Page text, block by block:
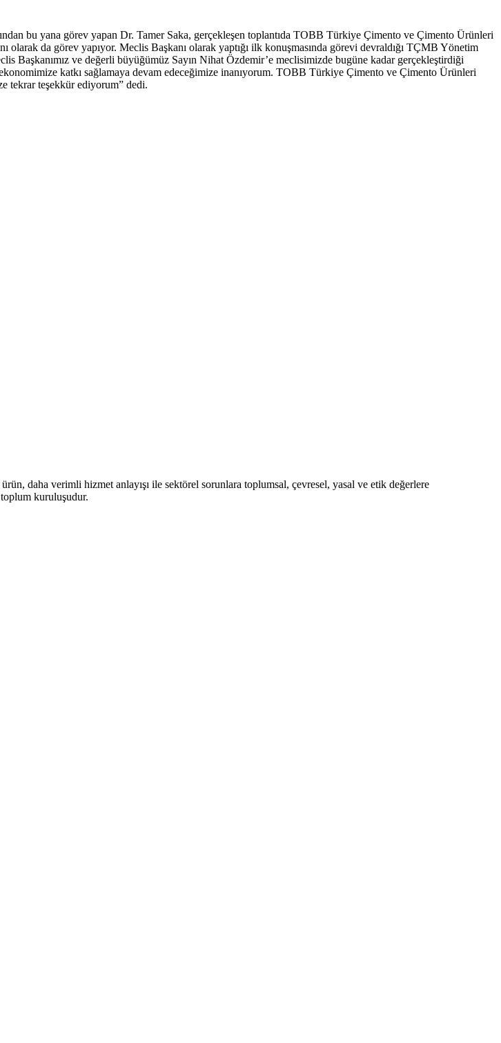
bu yana görev yapan Dr. Tamer Saka, gerçekleşen toplantıda TOBB Türkiye Çimento ve Çimento Ürünleri
da görev yapıyor. Meclis Başkanı olarak yaptığı ilk konuşmasında görevi devraldığı TÇMB Yönetim
Başkanımız ve değerli büyüğümüz Sayın Nihat Özdemir’e meclisimizde bugüne kadar gerçekleştirdiği
katkı sağlamaya devam edeceğimize inanıyorum. TOBB Türkiye Çimento ve Çimento Ürünleri
tekrar teşekkür ediyorum” dedi.
daha verimli hizmet anlayışı ile sektörel sorunlara toplumsal, çevresel, yasal ve etik değerlere
toplum kuruluşudur.